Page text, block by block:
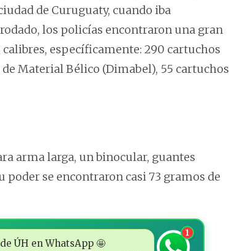
de Curuguaty, cuando iba
los policías encontraron una gran
específicamente: 290 cartuchos
Material Bélico (Dimabel), 55 cartuchos
arma larga, un binocular, guantes
se encontraron casi 73 gramos de
ÚH en WhatsApp 🤩
1